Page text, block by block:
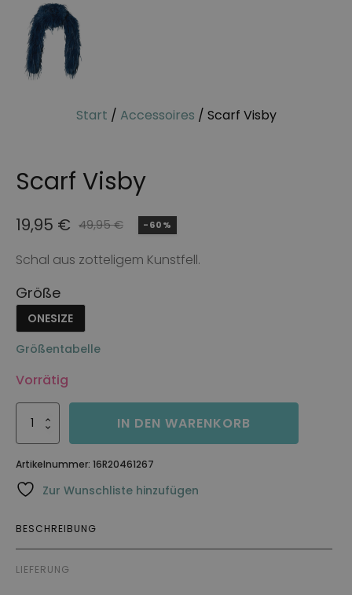
Start / Accessoires / Scarf Visby
Scarf Visby
49,95€
Ursprünglicher
Preis
war:
49,95 €
19,95 €
Aktueller
Preis
ist:
19,95 €.
-60%
Schal aus zotteligem Kunstfell.
Größe
ONESIZE
Größentabelle
Vorrätig
Scarf
Visby
Menge
IN DEN WARENKORB
Artikelnummer: 16R20461267
Zur Wunschliste hinzufügen
BESCHREIBUNG
LIEFERUNG